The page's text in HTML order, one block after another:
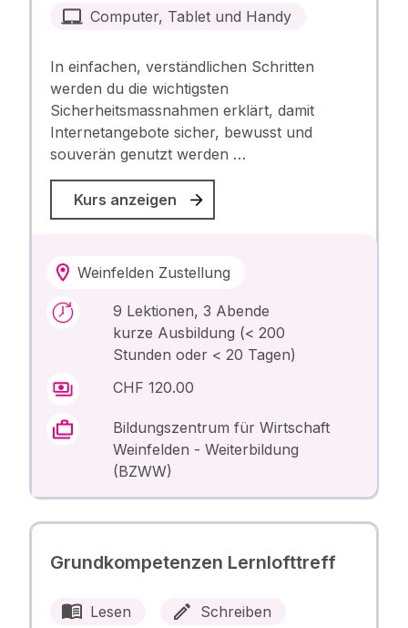
Computer, Tablet und Handy
In einfachen, verständlichen Schritten
werden du die wichtigsten
Sicherheitsmassnahmen erklärt, damit
Internetangebote sicher, bewusst und
souverän genutzt werden …
Kurs anzeigen
Weinfelden Zustellung
9 Lektionen, 3 Abende
kurze Ausbildung (< 200
Stunden oder < 20 Tagen)
CHF 120.00
Bildungszentrum für Wirtschaft
Weinfelden - Weiterbildung
(BZWW)
Grundkompetenzen Lernlofttreff
Lesen
Schreiben